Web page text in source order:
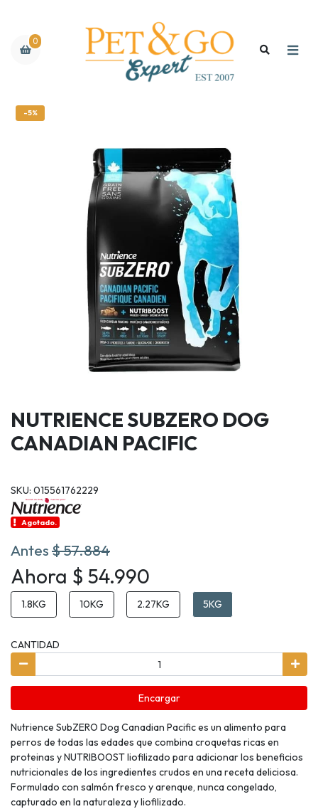
0
-5%
NUTRIENCE SUBZERO DOG
CANADIAN PACIFIC
SKU: 015561762229
Agotado.
Antes$ 57.884
Ahora $ 54.990
1.8KG 10KG 2.27KG 5KG
CANTIDAD
Encargar
Nutrience SubZERO Dog Canadian Pacific es un alimento para
perros de todas las edades que combina croquetas ricas en
proteinas y NUTRIBOOST liofilizado para adicionar los beneficios
nutricionales de los ingredientes crudos en una receta deliciosa.
Formulado con salmón fresco y arenque, nunca congelado,
capturado en la naturaleza y liofilizado.